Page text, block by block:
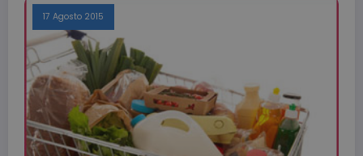
17 Agosto 2015